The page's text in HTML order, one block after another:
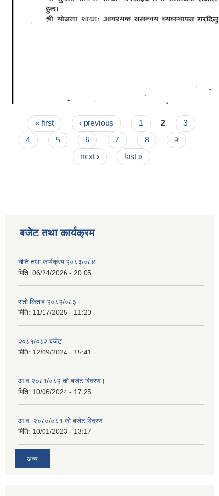
Pages
« first ‹ previous 1 2
3
4
5 6 7 8 9
…
next ›
last »
बजेट तथा कार्यक्रम
नीति तथा कार्यक्रम २०८३/०८४
मिति: 06/24/2026 - 20:05
रातो किताब २०८२/०८३
मिति: 11/17/2025 - 11:20
२०८१/०८२ बजेट
मिति: 12/09/2024 - 15:41
आ.व २०८१/०८२ को बजेट विवरण।
मिति: 10/06/2024 - 17:25
आ.व. २०८०/०८१ को बजेट विवरण
मिति: 10/01/2023 - 13:17
अन्य